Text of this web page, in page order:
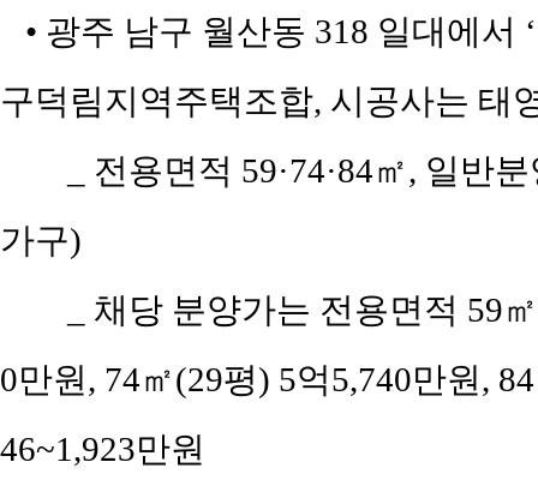
• 광주 남구 월산동 318 일대에서
구덕림지역주택조합, 시공사는 태
_ 전용면적 59·74·84㎡, 일반
가구)
_ 채당 분양가는 전용면적 59
0만원, 74㎡(29평) 5억5,740만원,
46~1,923만원